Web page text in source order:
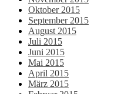
Oktober 2015
September 2015
August 2015
Juli 2015
Juni 2015
Mai 2015
April 2015
März 2015